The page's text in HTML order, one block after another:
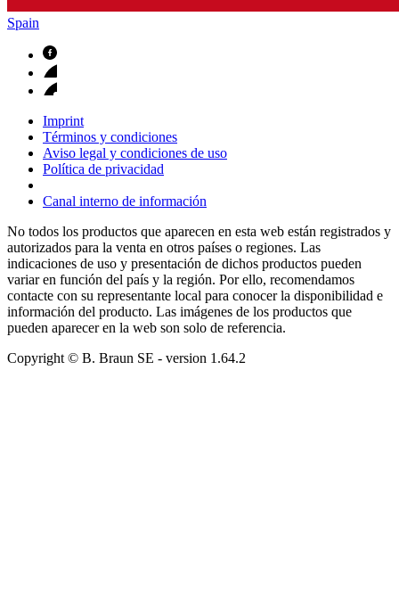
Spain
Imprint
Términos y condiciones
Aviso legal y condiciones de uso
Política de privacidad
Canal interno de información
No todos los productos que aparecen en esta web están registrados y
autorizados para la venta en otros países o regiones. Las
indicaciones de uso y presentación de dichos productos pueden
variar en función del país y la región. Por ello, recomendamos
contacte con su representante local para conocer la disponibilidad e
información del producto. Las imágenes de los productos que
pueden aparecer en la web son solo de referencia.
Copyright © B. Braun SE - version 1.64.2